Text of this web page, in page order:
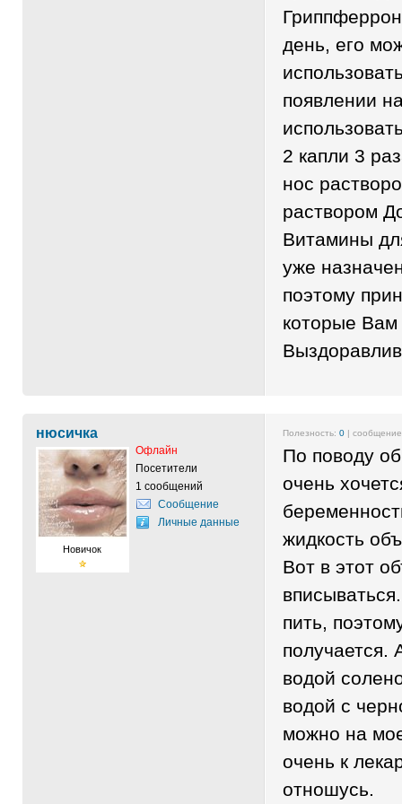
день, его
появлении
2 капли 3
нос
раствором
Витамины
уже
поэтому
которые Вам
нюсичка
Новичок
Офлайн
Посетители
1 сообщений
Сообщение
Личные данные
Полезность: 0 |
По поводу
очень
жидкость
Вот в этот
пить,
получается.
водой
водой с
можно на
очень к
отношусь.